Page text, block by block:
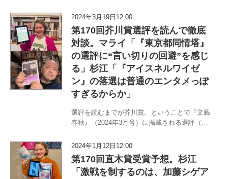
彦・桐野夏生・髙村薫・林真理子・三浦しを
ん・宮部みゆき）を読んで〈職業はドイツ人〉
マライ・メントラインと〈書…
2024年3月19日12:00
第170回芥川賞選評を読んで徹底
対談。マライ「『東京都同情塔』
の選評に“言い切りの回避”を感じ
る」杉江「『アイスネルワイゼ
ン』の落選は普通のエンタメっぽ
すぎるからか」
選評を読むまでが芥川賞。ということで『文藝
春秋』（2024年3月号）に掲載される選評（選
彦・平野啓一郎・堀江敏幸・松浦寿輝・山田詠
美・吉田修一）を読んで〈職業はドイツ人〉マ
ライ・メントラインと〈書評…
2024年1月12日12:00
第170回直木賞受賞予想。杉江
「激戦を制するのは、加藤シゲア